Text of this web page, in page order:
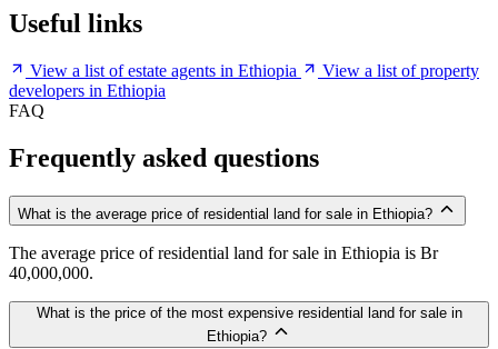
Useful links
View a list of estate agents in Ethiopia
View a list of property
developers in Ethiopia
FAQ
Frequently asked questions
What is the average price of residential land for sale in Ethiopia?
The average price of residential land for sale in Ethiopia is Br
40,000,000.
What is the price of the most expensive residential land for sale in
Ethiopia?